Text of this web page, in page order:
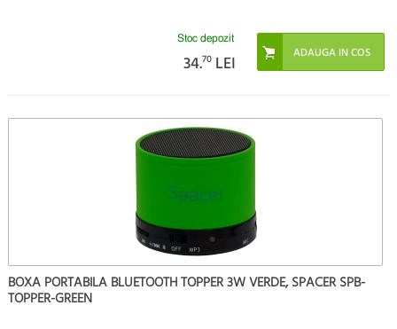
Stoc depozit
34.70 LEI
BOXA PORTABILA BLUETOOTH TOPPER 3W VERDE, SPACER SPB-
TOPPER-GREEN